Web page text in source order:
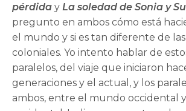
pérdida yLa soledad de Sonia y
pregunto en ambos cómo está
el mundo y si es tan diferente de
coloniales. Yo intento hablar de
paralelos, del viaje que iniciaron
generaciones y el actual, y los
ambos, entre el mundo occidental